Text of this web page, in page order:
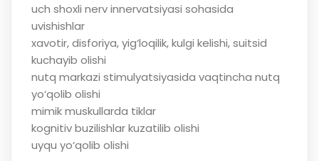
uch shoxli nerv innervatsiyasi sohasida
uvishishlar
xavotir, disforiya, yig‘loqilik, kulgi kelishi, suitsid
kuchayib olishi
nutq markazi stimulyatsiyasida vaqtincha nutq
yo‘qolib olishi
mimik muskullarda tiklar
kognitiv buzilishlar kuzatilib olishi
uyqu yo‘qolib olishi